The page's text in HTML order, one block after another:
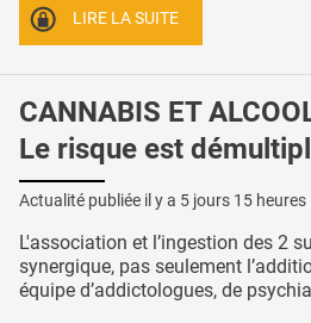
LIRE LA SUITE
CANNABIS ET
Le risque est
Actualité publiée il y a 5 jours 15 heures
L'association et l’ingestion des 2
synergique, pas seulement
équipe d’addictologues, de